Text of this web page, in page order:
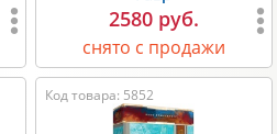
2580 руб.
снято с продажи
Код товара: 5852